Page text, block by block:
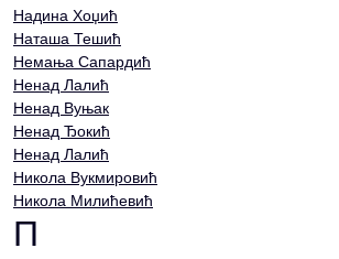
Надина Хоџић
Наташа Тешић
Немања Сапардић
Ненад Лалић
Ненад Вуњак
Ненад Ђокић
Ненад Лалић
Никола Вукмировић
Никола Милићевић
П